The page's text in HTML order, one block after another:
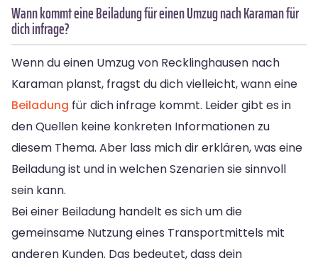
Wann kommt eine Beiladung für einen Umzug nach Karaman für
dich infrage?
Wenn du einen Umzug von Recklinghausen nach
Karaman planst, fragst du dich vielleicht, wann eine
Beiladung für dich infrage kommt. Leider gibt es in
den Quellen keine konkreten Informationen zu
diesem Thema. Aber lass mich dir erklären, was eine
Beiladung ist und in welchen Szenarien sie sinnvoll
sein kann.
Bei einer Beiladung handelt es sich um die
gemeinsame Nutzung eines Transportmittels mit
anderen Kunden. Das bedeutet, dass dein